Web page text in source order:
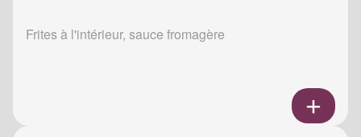
Frites à l'intérieur, sauce fromagère